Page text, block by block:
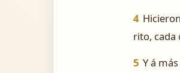
4
rito, cada
5 Y á